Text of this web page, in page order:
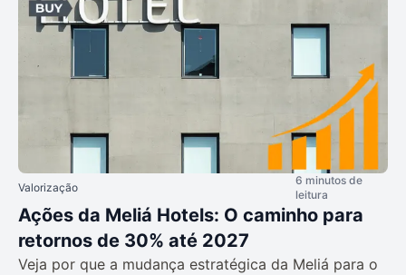
Valorização
6 minutos de
leitura
Ações da Meliá Hotels: O caminho para
retornos de 30% até 2027
Veja por que a mudança estratégica da Meliá para o